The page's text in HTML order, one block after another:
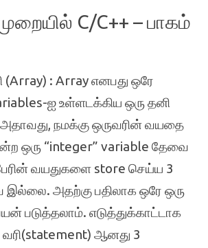
C/C++ – பாகம்
: Array எனபது ஒரே
ஐ உள்ளடக்கிய ஒரு தனி
நமக்கு ஒருவரின் வயதை
ஒரு “integer” variable தேவை
வயதுகளை store செய்ய 3
அதற்கு பதிலாக ஒரே ஒரு
படுத்தலாம். எடுத்துக்காட்டாக
ஆனது 3